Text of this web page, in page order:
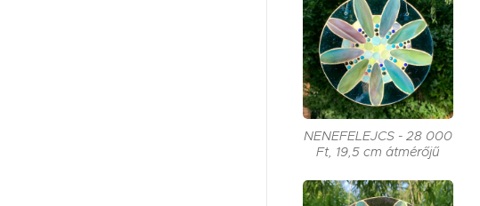
NENEFELEJCS - 28 000
Ft, 19,5 cm átmérőjű